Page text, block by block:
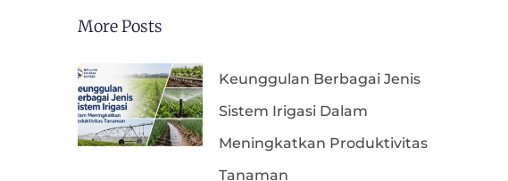
More Posts
Keunggulan Berbagai Jenis
Sistem Irigasi Dalam
Meningkatkan Produktivitas
Tanaman